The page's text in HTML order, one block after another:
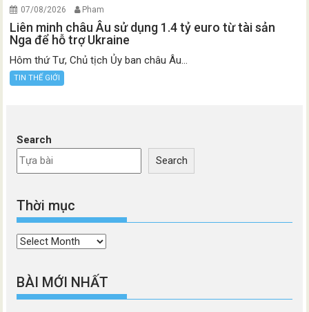
07/08/2026 Pham
Liên minh châu Âu sử dụng 1.4 tỷ euro từ tài sản
Nga để hỗ trợ Ukraine
Hôm thứ Tư, Chủ tịch Ủy ban châu Âu...
TIN THẾ GIỚI
Search
Search
Thời mục
Thời
BÀI MỚI NHẤT